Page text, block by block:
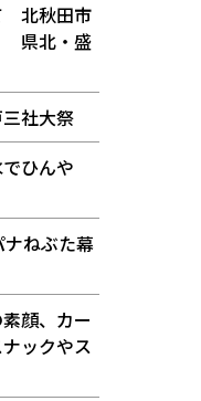
北秋田市
県北・盛
社大祭
ひんや
ねぶた幕
顔、カー
ックやス